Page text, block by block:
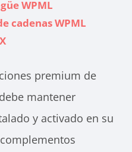
WPML
cadenas WPML
premium de
mantener
y activado en su